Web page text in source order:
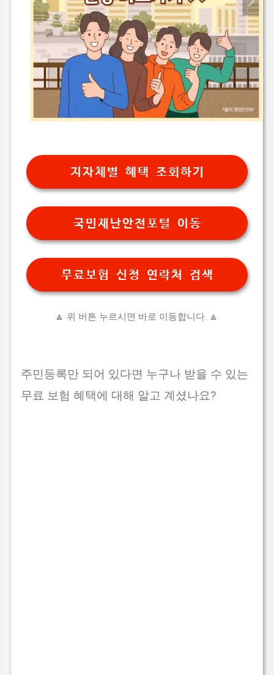
지자체별 혜택 조회하기
국민재난안전포털 이동
무료보험 신청 연락처 검색
🔼 위 버튼 누르시면 바로 이동합니다. 🔼
주민등록만 되어 있다면 누구나 받을 수 있는
무료 보험 혜택에 대해 알고 계셨나요?